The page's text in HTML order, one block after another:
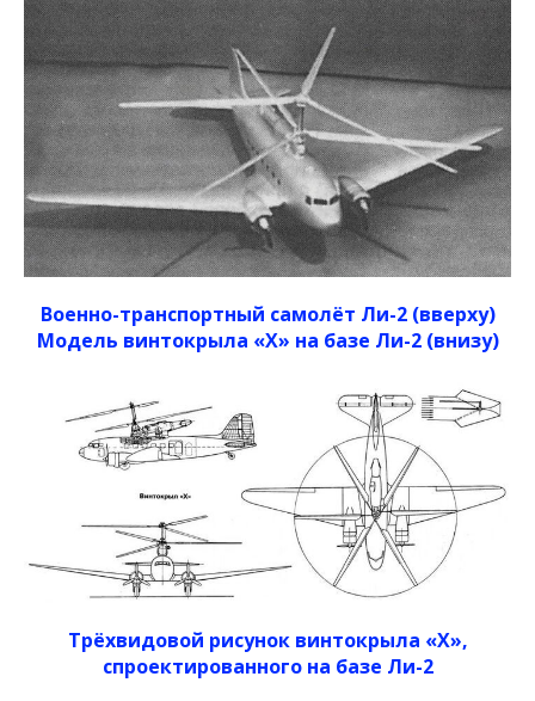
Военно-транспортный самолёт Ли-2 (вверху)
Модель винтокрыла «Х» на базе Ли-2 (внизу)
Трёхвидовой рисунок винтокрыла «Х»,
спроектированного на базе Ли-2